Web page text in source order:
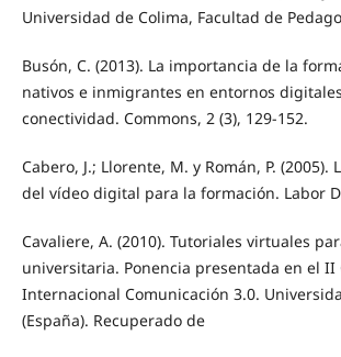
Universidad de Colima, Facultad de
Busón, C. (2013). La importancia de la
nativos e inmigrantes en entornos
conectividad. Commons, 2 (3), 129-152.
Cabero, J.; Llorente, M. y Román, P. (2005).
del vídeo digital para la formación. Labor
Cavaliere, A. (2010). Tutoriales virtuales
universitaria. Ponencia presentada en el II
Internacional Comunicación 3.0.
(España). Recuperado de